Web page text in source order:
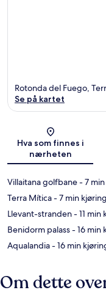
Rotonda del Fuego,
Se på kartet
Hva som finnes i
nærheten
Villaitana golfbane- 7
Terra Mítica- 7 min kjøring
Llevant-stranden- 11 min
Benidorm palass- 16 min
Aqualandia- 16 min
Om dette